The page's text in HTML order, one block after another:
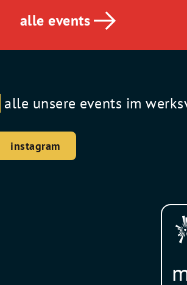
alle events
alle unsere events im
instagram